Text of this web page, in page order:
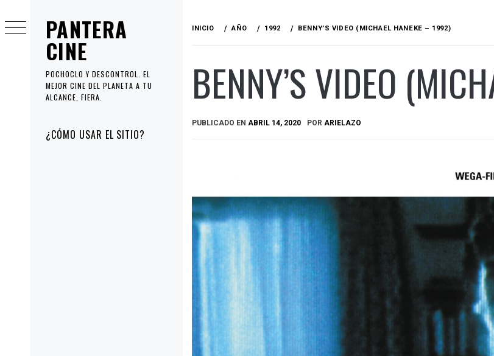
PANTERA
CINE
POCHOCLO Y DESCONTROL. EL
MEJOR CINE DEL PLANETA A TU
ALCANCE, FIERA.
principal
¿CÓMO USAR EL SITIO?
al
contenido
INICIO AÑO 1992 BENNY’S VIDEO (MICHAEL HANEKE – 1992)
BENNY’S VIDEO
PUBLICADO EN ABRIL 14, 2020 POR ARIELAZO